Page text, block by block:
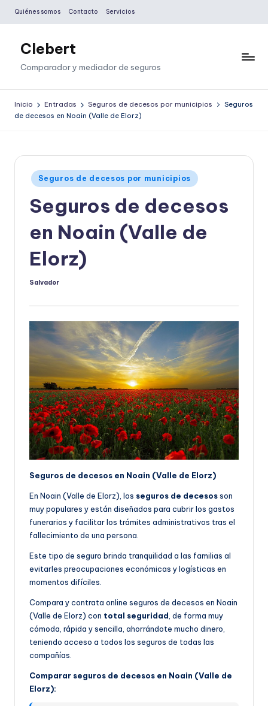
Saltar
contenido
Quiénes somos Contacto Servicios
Clebert
Comparador y mediador de seguros
Inicio Entradas Seguros de decesos por municipios
Seguros
de decesos en Noain (Valle de Elorz)
Publicado
en
Seguros de decesos por municipios
Seguros de decesos
en Noain (Valle de
Elorz)
Publicado
Salvador
Seguros de decesos en Noain (Valle de Elorz)
En Noain (Valle de Elorz), los seguros de decesosson
muy populares y están diseñados para cubrir los gastos
funerarios y facilitar los trámites administrativos tras el
fallecimiento de una persona.
Este tipo de seguro brinda tranquilidad a las familias al
evitarles preocupaciones económicas y logísticas en
momentos difíciles.
Compara y contrata online seguros de decesos en Noain
(Valle de Elorz) con total seguridad , de forma muy
cómoda, rápida y sencilla, ahorrándote mucho dinero,
teniendo acceso a todos los seguros de todas las
compañías.
Comparar seguros de decesos en Noain (Valle de
Elorz):